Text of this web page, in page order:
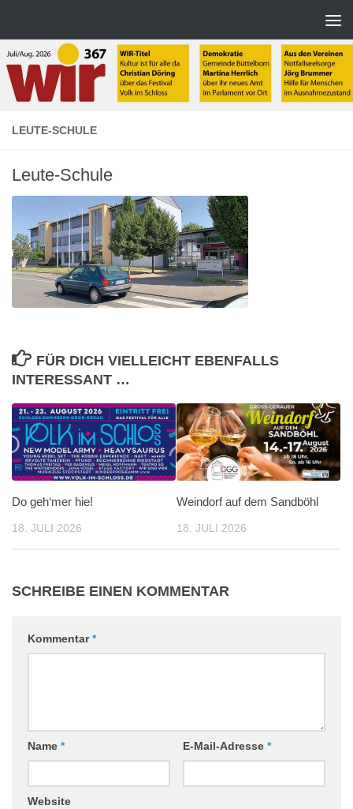
LEUTE-SCHULE
Leute-Schule
FÜR DICH VIELLEICHT EBENFALLS
INTERESSANT …
Do geh‘mer hie!
18. JULI 2026
Weindorf auf dem Sandböhl
18. JULI 2026
SCHREIBE EINEN KOMMENTAR
Kommentar*
Name * E-Mail-Adresse *
Website